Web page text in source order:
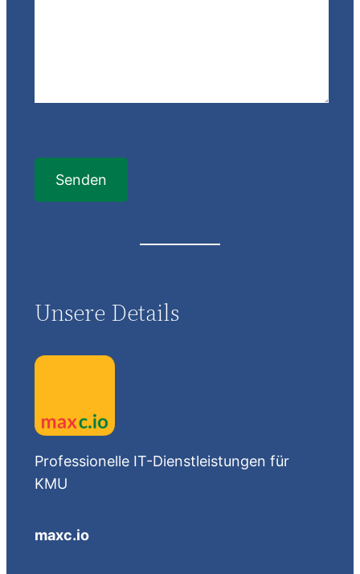
Unsere Details
Professionelle IT-Dienstleistungen für
KMU
maxc.io